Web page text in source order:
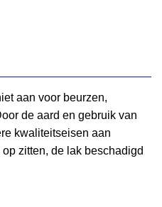
aan voor beurzen,
de aard en gebruik van
kwaliteitseisen aan
zitten, de lak beschadigd